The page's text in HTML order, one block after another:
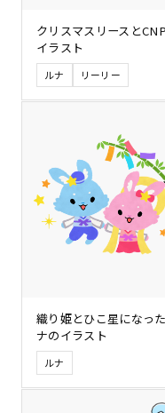
クリスマスリースと
イラスト
ルナ リーリー
織り姫とひこ星になっ
ナのイラスト
ルナ